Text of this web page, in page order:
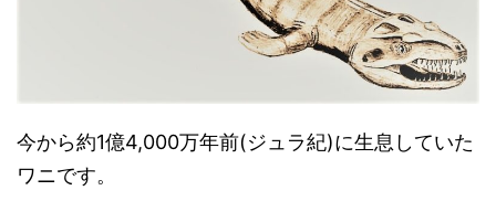
今から約1億4,000万年前(ジュラ紀)に生息していた
ワニです。